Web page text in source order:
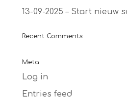
13-09-2025 – Start nieuw
Recent Comments
Meta
Log in
Entries feed